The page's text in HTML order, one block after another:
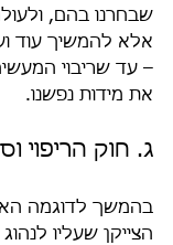
שבחרנו בהם,
אלא להמשיך עוד
– עד שריבוי
את מידות נפשנו.
ג. חוק הריפוי
בהמשך לדוגמה
הצייקן שעליו